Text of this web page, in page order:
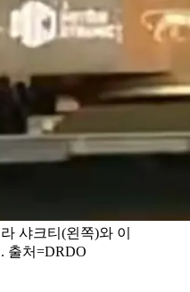
샤크티(왼쪽)와 이
출처=DRDO